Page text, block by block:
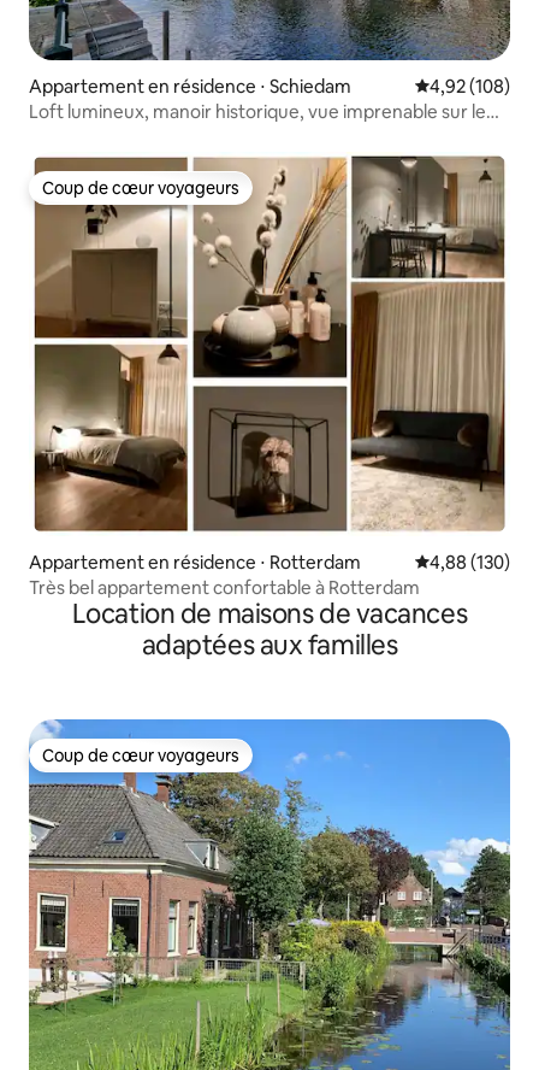
Appartement en résidence ⋅ Schiedam Évaluation
4,92 (108)
Loft lumineux, manoir historique, vue imprenable sur le
Coup de cœur voyageurs
Coup de cœur voyageurs
Appartement en résidence ⋅ Rotterdam Évaluation
4,88 (130)
Très bel appartement confortable à Rotterdam
Location de maisons de vacances
adaptées aux familles
Coup de cœur voyageurs
Coup de cœur voyageurs